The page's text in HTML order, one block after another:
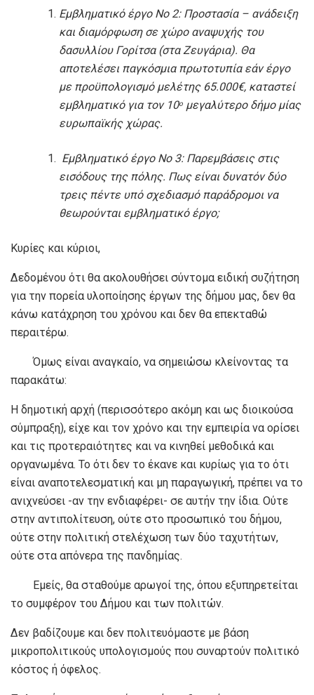
Εμβληματικό έργο Νο 2: Προστασία – ανάδειξη
και διαμόρφωση σε χώρο αναψυχής του
δασυλλίου Γορίτσα (στα Ζευγάρια). Θα
αποτελέσει παγκόσμια πρωτοτυπία εάν έργο
με προϋπολογισμό μελέτης 65.000€, καταστεί
εμβληματικό για τον 10ομεγαλύτερο δήμο μίας
ευρωπαϊκής χώρας.
Εμβληματικό έργο Νο 3: Παρεμβάσεις στις
εισόδους της πόλης. Πως είναι δυνατόν δύο
τρεις πέντε υπό σχεδιασμό παράδρομοι να
θεωρούνται εμβληματικό έργο;
Κυρίες και κύριοι,
Δεδομένου ότι θα ακολουθήσει σύντομα ειδική συζήτηση
για την πορεία υλοποίησης έργων της δήμου μας, δεν θα
κάνω κατάχρηση του χρόνου και δεν θα επεκταθώ
περαιτέρω.
Όμως είναι αναγκαίο, να σημειώσω κλείνοντας τα
παρακάτω:
Η δημοτική αρχή (περισσότερο ακόμη και ως διοικούσα
σύμπραξη), είχε και τον χρόνο και την εμπειρία να ορίσει
και τις προτεραιότητες και να κινηθεί μεθοδικά και
οργανωμένα. Το ότι δεν το έκανε και κυρίως για το ότι
είναι αναποτελεσματική και μη παραγωγική, πρέπει να το
ανιχνεύσει -αν την ενδιαφέρει- σε αυτήν την ίδια. Ούτε
στην αντιπολίτευση, ούτε στο προσωπικό του δήμου,
ούτε στην πολιτική στελέχωση των δύο ταχυτήτων,
ούτε στα απόνερα της πανδημίας.
Εμείς, θα σταθούμε αρωγοί της, όπου εξυπηρετείται
το συμφέρον του Δήμου και των πολιτών.
Δεν βαδίζουμε και δεν πολιτευόμαστε με βάση
μικροπολιτικούς υπολογισμούς που συναρτούν πολιτικό
κόστος ή όφελος.